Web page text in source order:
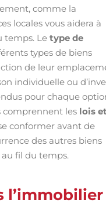
comme la
locales vous aidera à
temps. Le type de
types de biens
de leur
individuelle ou
pour chaque
comprennent les lois et
conformer avant de
des autres biens
fil du temps.
l’immobilier